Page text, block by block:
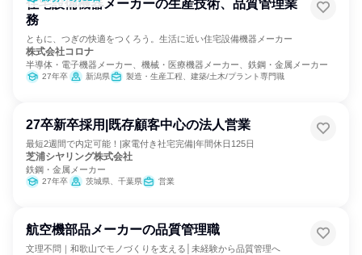
住宅設備機器メーカーの生産技術、品質管理業
務
ともに、つぎの快適をつくろう。生活に近い住宅設備機器メーカー
株式会社コロナ
半導体・電子機器メーカー、機械・医療機器メーカー、鉄鋼・金属メーカー
27年卒 新潟県 製造・生産工程、建築/土木/プラント専門職
27卒新卒採用|既存顧客中心の法人営業
最短2週間で内定可能！|家電付き社宅完備|年間休日125日
芝浦シヤリング株式会社
鉄鋼・金属メーカー
27年卒 茨城県、千葉県 営業
航空機部品メーカーの品質管理職
文理不問｜和歌山でモノづくりを支える│未経験から品質管理へ